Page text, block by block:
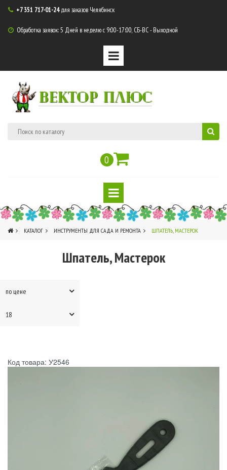
 +7 351 717-01-24для заказов Челябинск
 Обработка заявок: 5 Дней в неделю с 9:00-17:00, СБ-ВС - Выходной
ВЕКТОР ПЛЮС
0
КАТАЛОГ ИНСТРУМЕНТЫ ДЛЯ САДА И РЕМОНТА ШПАТЕЛЬ, МАСТЕРОК
Шпатель, Мастерок
по цене
18
Код товара: У2546